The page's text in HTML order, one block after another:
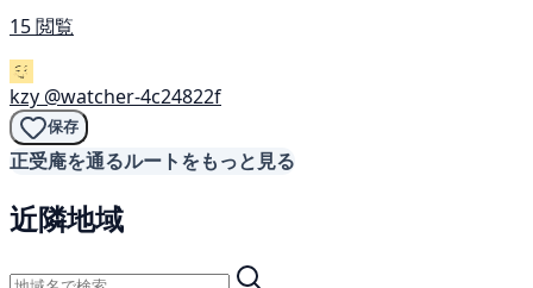
15 閲覧
kzy @watcher-4c24822f
保存
正受庵を通るルートをもっと見る
近隣地域